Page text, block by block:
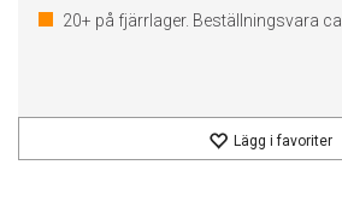
20+ på fjärrlager. Beställningsvara ca.
Lägg i favoriter